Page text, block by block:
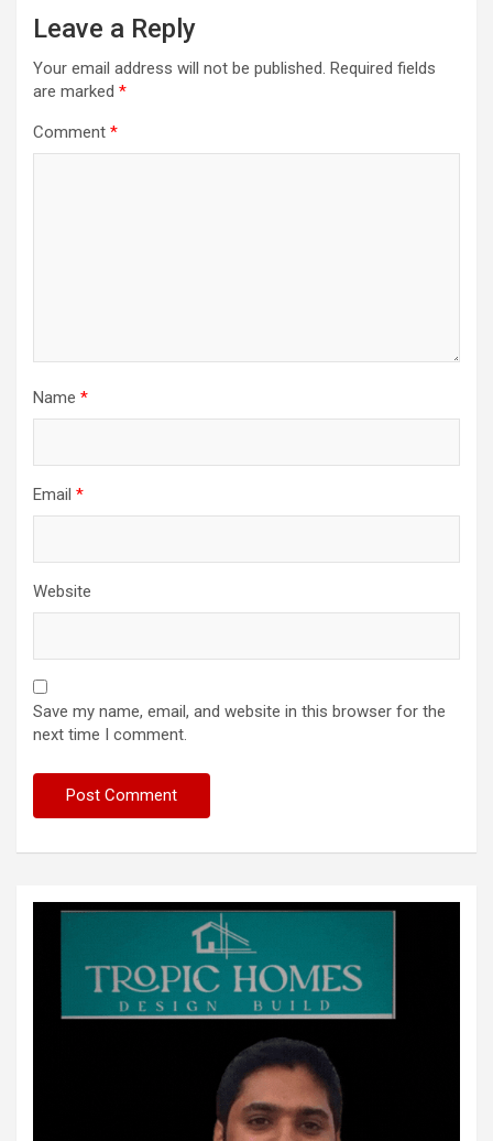
Leave a Reply
Your email address will not be published. Required fields
are marked *
Comment *
Name *
Email *
Website
Save my name, email, and website in this browser for the
next time I comment.